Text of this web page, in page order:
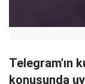
Telegram'ın
konusunda